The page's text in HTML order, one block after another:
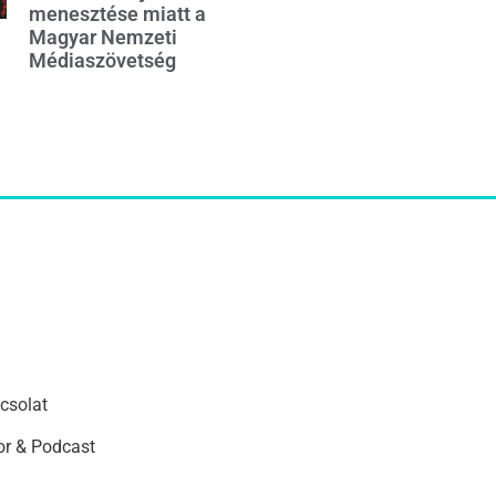
menesztése miatt a
Magyar Nemzeti
Médiaszövetség
& Podcast